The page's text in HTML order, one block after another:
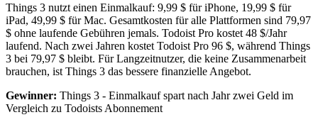
Things 3 nutzt einen Einmalkauf: 9,99 $ für iPhone, 19,99 $ für
iPad, 49,99 $ für Mac. Gesamtkosten für alle Plattformen sind 79,97
$ ohne laufende Gebühren jemals. Todoist Pro kostet 48 $/Jahr
laufend. Nach zwei Jahren kostet Todoist Pro 96 $, während Things
3 bei 79,97 $ bleibt. Für Langzeitnutzer, die keine Zusammenarbeit
brauchen, ist Things 3 das bessere finanzielle Angebot.
Gewinner: Things 3 - Einmalkauf spart nach Jahr zwei Geld im
Vergleich zu Todoists Abonnement